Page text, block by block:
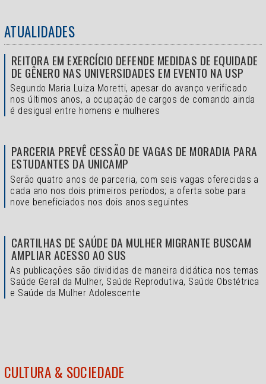
ATUALIDADES
REITORA EM EXERCÍCIO DEFENDE MEDIDAS DE EQUIDADE
DE GÊNERO NAS UNIVERSIDADES EM EVENTO NA USP
Segundo Maria Luiza Moretti, apesar do avanço verificado
nos últimos anos, a ocupação de cargos de comando ainda
é desigual entre homens e mulheres
PARCERIA PREVÊ CESSÃO DE VAGAS DE MORADIA PARA
ESTUDANTES DA UNICAMP
Serão quatro anos de parceria, com seis vagas oferecidas a
cada ano nos dois primeiros períodos; a oferta sobe para
nove beneficiados nos dois anos seguintes
CARTILHAS DE SAÚDE DA MULHER MIGRANTE BUSCAM
AMPLIAR ACESSO AO SUS
As publicações são divididas de maneira didática nos temas
Saúde Geral da Mulher, Saúde Reprodutiva, Saúde Obstétrica
e Saúde da Mulher Adolescente
CULTURA & SOCIEDADE